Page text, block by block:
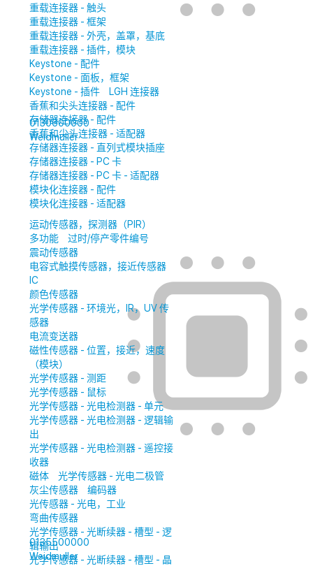
重载连接器 - 触头
重载连接器 - 框架
重载连接器 - 外壳，盖罩，基底
重载连接器 - 插件，模块
Keystone - 配件
Keystone - 面板，框架
Keystone - 插件
LGH 连接器
香蕉和尖头连接器 - 配件
存储器连接器 - 配件
香蕉和尖头连接器 - 适配器
存储器连接器 - 直列式模块插座
存储器连接器 - PC 卡
存储器连接器 - PC 卡 - 适配器
模块化连接器 - 配件
模块化连接器 - 适配器
运动传感器，探测器（PIR）
多功能
过时/停产零件编号
震动传感器
电容式触摸传感器，接近传感器
IC
颜色传感器
光学传感器 - 环境光，IR，UV 传
感器
电流变送器
磁性传感器 - 位置，接近，速度
（模块）
光学传感器 - 测距
光学传感器 - 鼠标
光学传感器 - 光电检测器 - 单元
光学传感器 - 光电检测器 - 逻辑输
出
光学传感器 - 光电检测器 - 遥控接
收器
磁体
光学传感器 - 光电二极管
灰尘传感器
编码器
光传感器 - 光电，工业
弯曲传感器
光学传感器 - 光断续器 - 槽型 - 逻
辑输出
光学传感器 - 光断续器 - 槽型 - 晶
0130600000
Weidmuller
0135500000
Weidmuller